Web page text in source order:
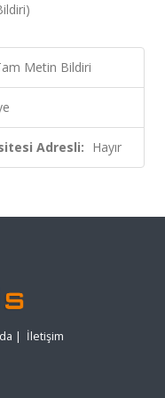
Metin Bildiri
Adresli: Hayır
| İletişim